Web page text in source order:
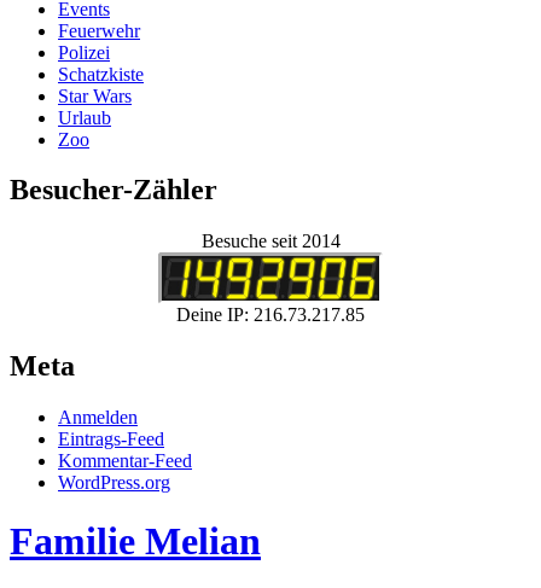
Events
Feuerwehr
Polizei
Schatzkiste
Star Wars
Urlaub
Zoo
Besucher-Zähler
Besuche seit 2014
Deine IP: 216.73.217.85
Meta
Anmelden
Eintrags-Feed
Kommentar-Feed
WordPress.org
Familie Melian